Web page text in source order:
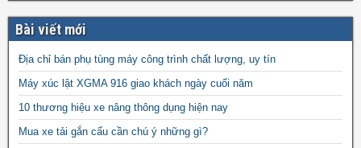
Bài viết mới
Địa chỉ bán phụ tùng máy công trình chất lượng, uy tín
Máy xúc lật XGMA 916 giao khách ngày cuối năm
10 thương hiệu xe nâng thông dụng hiện nay
Mua xe tải gắn cẩu cần chú ý những gì?